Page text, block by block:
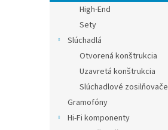
High-End
Sety
Slúchadlá
Otvorená konštrukcia
Uzavretá konštrukcia
Slúchadlové zosilňovače
Gramofóny
Hi-Fi komponenty